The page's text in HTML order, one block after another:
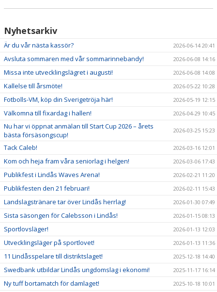
Nyhetsarkiv
Är du vår nästa kassör? 2026-06-14 20:41
Avsluta sommaren med vår sommarinnebandy! 2026-06-08 14:16
Missa inte utvecklingslägret i augusti! 2026-06-08 14:08
Kallelse till årsmöte! 2026-05-22 10:28
Fotbolls-VM, köp din Sverigetröja här! 2026-05-19 12:15
Välkomna till fixardag i hallen! 2026-04-29 10:45
Nu har vi öppnat anmälan till Start Cup 2026 – årets
bästa försäsongscup!
2026-03-25 15:23
Tack Caleb! 2026-03-16 12:01
Kom och heja fram våra seniorlag i helgen! 2026-03-06 17:43
Publikfest i Lindås Waves Arena! 2026-02-21 11:20
Publikfesten den 21 februari! 2026-02-11 15:43
Landslagstränare tar över Lindås herrlag! 2026-01-30 07:49
Sista säsongen för Calebsson i Lindås! 2026-01-15 08:13
Sportlovsläger! 2026-01-13 12:03
Utvecklingsläger på sportlovet! 2026-01-13 11:36
11 Lindåsspelare till distriktslaget! 2025-12-18 14:40
Swedbank utbildar Lindås ungdomslag i ekonomi! 2025-11-17 16:14
Ny tuff bortamatch för damlaget! 2025-10-18 10:01